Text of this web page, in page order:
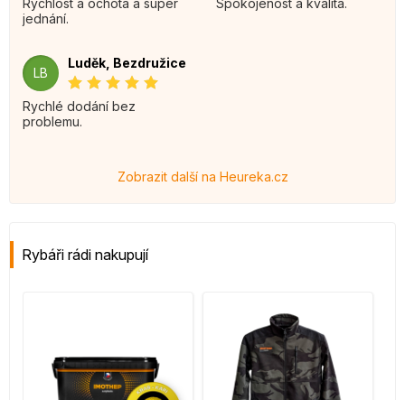
Rychlost a ochota a super
jednání.
Spokojenost a kvalita.
LB
Luděk, Bezdružice
Rychlé dodání bez
problemu.
Zobrazit další na Heureka.cz
Rybáři rádi nakupují